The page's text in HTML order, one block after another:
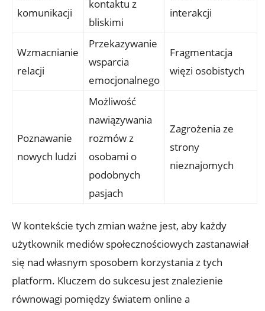
komunikacji
kontaktu z
bliskimi
interakcji
Wzmacnianie
relacji
Przekazywanie
wsparcia
emocjonalnego
Fragmentacja
więzi osobistych
Poznawanie
nowych ludzi
Możliwość
nawiązywania
rozmów z
osobami o
podobnych
pasjach
Zagrożenia ze
strony
nieznajomych
W kontekście tych zmian ważne jest, aby każdy
użytkownik mediów społecznościowych zastanawiał
się nad własnym sposobem korzystania z tych
platform. Kluczem do sukcesu jest znalezienie
równowagi pomiędzy światem online a